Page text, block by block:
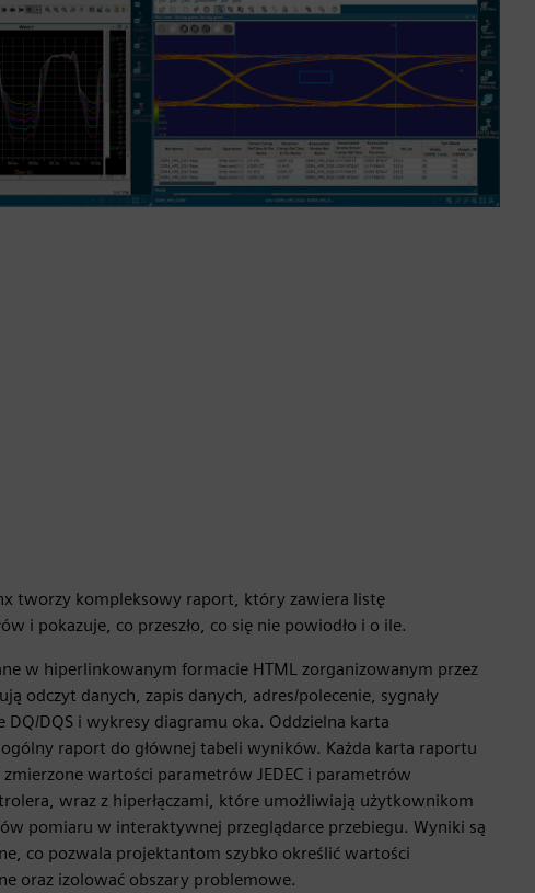
tworzy kompleksowy raport, który zawiera listę
i pokazuje, co przeszło, co się nie powiodło i o ile.
w hiperlinkowanym formacie HTML zorganizowanym przez
odczyt danych, zapis danych, adres/polecenie, sygnały
DQ/DQS i wykresy diagramu oka. Oddzielna karta
raport do głównej tabeli wyników. Każda karta raportu
wartości parametrów JEDEC i parametrów
wraz z hiperłączami, które umożliwiają użytkownikom
pomiaru w interaktywnej przeglądarce przebiegu. Wyniki są
co pozwala projektantom szybko określić wartości
oraz izolować obszary problemowe.